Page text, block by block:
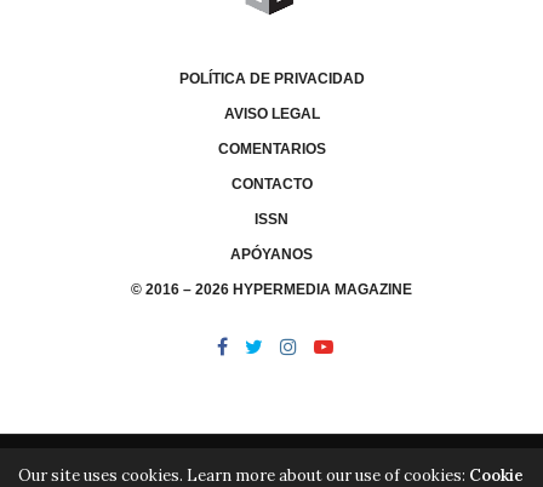
POLÍTICA DE PRIVACIDAD
AVISO LEGAL
COMENTARIOS
CONTACTO
ISSN
APÓYANOS
© 2016 – 2026 HYPERMEDIA MAGAZINE
Our site uses cookies. Learn more about our use of cookies: Cookie